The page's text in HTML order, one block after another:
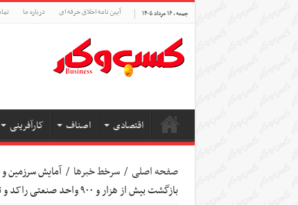
جمعه , ۱۶ مرداد ۱۴۰۵ آیین نامه اخلاق حرفه ای درباره ما
اقتصادی اصناف کارآفرینی
صفحه اصلی / سرخط خبرها / آمایش
بازگشت بیش از هزار و ۹۰۰ واحد صنعتی راکد و تعطیل به چرخه تولید